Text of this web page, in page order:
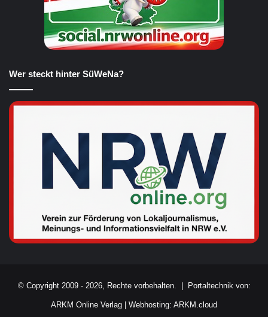
Wer steckt hinter SüWeNa?
© Copyright 2009 - 2026, Rechte vorbehalten. | Portaltechnik von:
ARKM Online Verlag | Webhosting: ARKM.cloud